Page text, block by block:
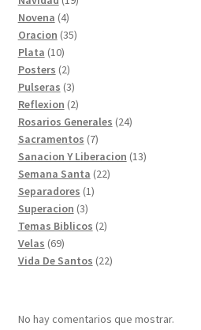
Novena 44
productos
Oracion 3535
Plata 1010
productos
Posters 22
productos
Pulseras 33
productos
Reflexion 22
productos
Rosarios Generales 2424
Sacramentos 77
productos
Sanacion Y Liberacion 1313
Semana Santa 2222
Separadores 11
Superacion 33
productos
Temas Biblicos 22
Velas 6969
productos
Vida De Santos 2222
No hay comentarios que mostrar.